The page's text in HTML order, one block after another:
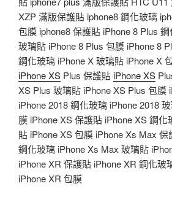
XZP 滿版保護貼 iphone8 鋼化玻璃
包膜 iphone8 保護貼 iPhone 8 Plus
玻璃貼 iPhone 8 Plus 包膜 iPhone 8
鋼化玻璃 iPhone X 玻璃貼 iPhone X
iPhone XS Plus 保護貼iPhone XS
XS Plus 玻璃貼 iPhone XS Plus 包膜
iPhone 2018 鋼化玻璃 iPhone 2018
膜 iPhone XS 保護貼 iPhone XS 鋼
貼 iPhone XS 包膜 iPhone Xs Max
鋼化玻璃 iPhone Xs Max 玻璃貼
iPhone XR 保護貼 iPhone XR 鋼化玻
iPhone XR 包膜